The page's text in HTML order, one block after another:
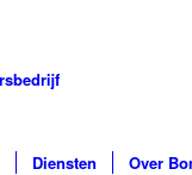
Diensten Over